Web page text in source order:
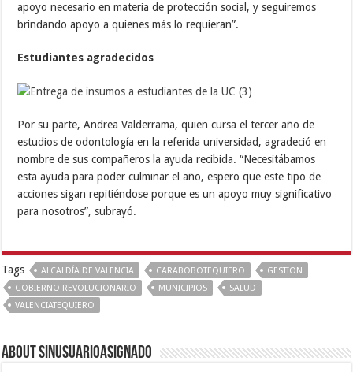
apoyo necesario en materia de protección social, y seguiremos
brindando apoyo a quienes más lo requieran”.
Estudiantes agradecidos
Por su parte, Andrea Valderrama, quien cursa el tercer año de
estudios de odontología en la referida universidad, agradeció en
nombre de sus compañeros la ayuda recibida. “Necesitábamos
esta ayuda para poder culminar el año, espero que este tipo de
acciones sigan repitiéndose porque es un apoyo muy significativo
para nosotros”, subrayó.
Tags ALCALDÍA DE VALENCIA CARABOBOTEQUIERO
GESTION
GOBIERNO REVOLUCIONARIO
MUNICIPIOS
SALUD
VALENCIATEQUIERO
About sinusuarioasignado